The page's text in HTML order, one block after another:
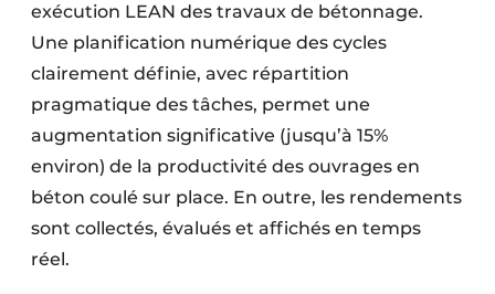
exécution LEAN des travaux de bétonnage.
Une planification numérique des cycles
clairement définie, avec répartition
pragmatique des tâches, permet une
augmentation significative (jusqu’à 15%
environ) de la productivité des ouvrages en
béton coulé sur place. En outre, les rendements
sont collectés, évalués et affichés en temps
réel.